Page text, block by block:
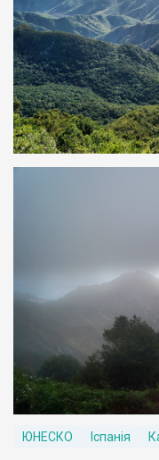
ЮНЕСКО Іспанія